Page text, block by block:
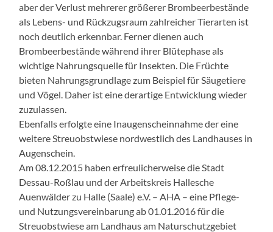
aber der Verlust mehrerer größerer Brombeerbestände
als Lebens- und Rückzugsraum zahlreicher Tierarten ist
noch deutlich erkennbar. Ferner dienen auch
Brombeerbestände während ihrer Blütephase als
wichtige Nahrungsquelle für Insekten. Die Früchte
bieten Nahrungsgrundlage zum Beispiel für Säugetiere
und Vögel. Daher ist eine derartige Entwicklung wieder
zuzulassen.
Ebenfalls erfolgte eine Inaugenscheinnahme der eine
weitere Streuobstwiese nordwestlich des Landhauses in
Augenschein.
Am 08.12.2015 haben erfreulicherweise die Stadt
Dessau-Roßlau und der Arbeitskreis Hallesche
Auenwälder zu Halle (Saale) e.V. – AHA – eine Pflege-
und Nutzungsvereinbarung ab 01.01.2016 für die
Streuobstwiese am Landhaus am Naturschutzgebiet